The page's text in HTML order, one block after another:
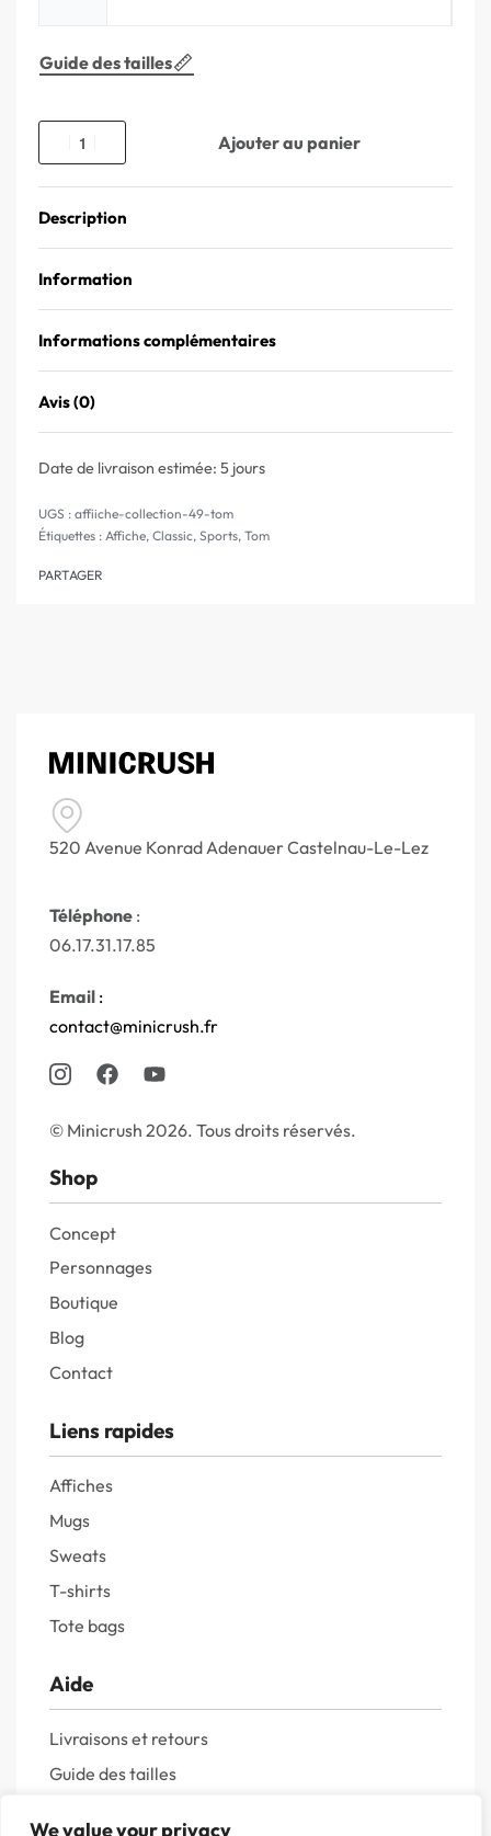
We value your privacy
Guide des tailles
Ajouter au panier
Description
Information
Informations complémentaires
Avis (0)
Date de livraison estimée: 5 jours
affiiche-collection-49-tom
Étiquettes : Affiche, Classic, Sports, Tom
PARTAGER
520 Avenue Konrad Adenauer Castelnau-Le-Lez
Téléphone :
06.17.31.17.85
Email :
contact@minicrush.fr
© Minicrush 2026. Tous droits réservés.
Shop
Concept
Personnages
Boutique
Blog
Contact
Liens rapides
Affiches
Mugs
Sweats
T-shirts
Tote bags
Aide
Livraisons et retours
Guide des tailles